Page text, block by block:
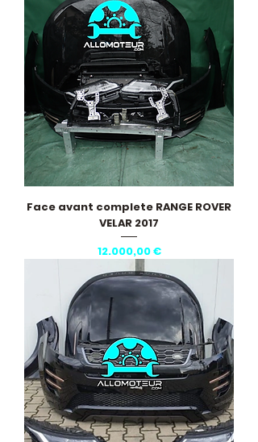
Face avant complete RANGE ROVER
VELAR 2017
Pris
12.000,00 €